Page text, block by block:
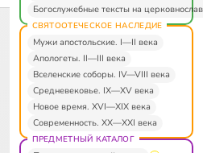
Богослужебные тексты на
СВЯТООТЕЧЕСКОЕ НАСЛЕДИЕ
Мужи апостольские. I—II века
Апологеты. II—III века
Вселенские соборы. IV—VIII века
Средневековье. IX—XV века
Новое время. XVI—XIX века
Современность. XX—XXI века
ПРЕДМЕТНЫЙ КАТАЛОГ